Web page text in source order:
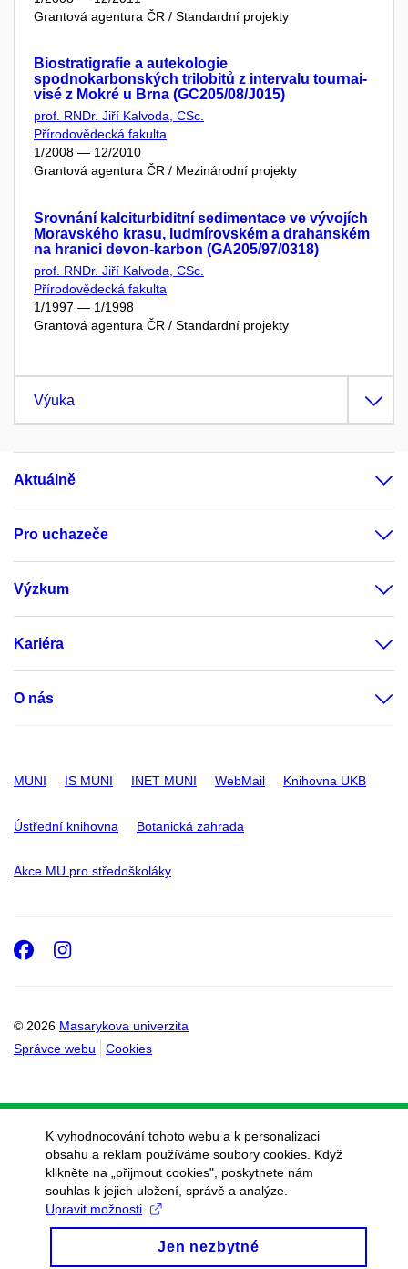
Grantová agentura ČR / Standardní projekty
Biostratigrafie a autekologie
spodnokarbonských trilobitů z intervalu tournai-
visé z Mokré u Brna (GC205/08/J015)
prof. RNDr. Jiří Kalvoda, CSc.
Přírodovědecká fakulta
1/2008 — 12/2010
Grantová agentura ČR / Mezinárodní projekty
Srovnání kalciturbiditní sedimentace ve vývojích
Moravského krasu, ludmírovském a drahanském
na hranici devon-karbon (GA205/97/0318)
prof. RNDr. Jiří Kalvoda, CSc.
Přírodovědecká fakulta
1/1997 — 1/1998
Grantová agentura ČR / Standardní projekty
Výuka
Aktuálně
Pro uchazeče
Výzkum
Kariéra
O nás
MUNI IS MUNI INET MUNI WebMail Knihovna UKB
Ústřední knihovna Botanická zahrada
Akce MU pro středoškoláky
© 2026 Masarykova univerzita
Správce webu
Cookies
Facebook
Instagram
K vyhodnocování tohoto webu a k personalizaci
obsahu a reklam používáme soubory cookies. Když
klikněte na „přijmout cookies", poskytnete nám
souhlas k jejich uložení, správě a analýze.
Upravit možnosti
Jen nezbytné